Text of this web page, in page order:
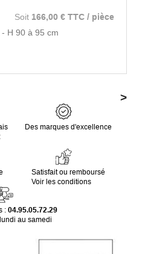
Soit 166,00 € TTC / pièce
H 90 à 95 cm
>
Des marques d'excellence
Satisfait ou remboursé
Voir les conditions
: 04.95.05.72.29
au samedi